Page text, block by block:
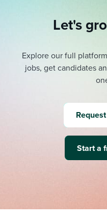
Let's
Explore our full
jobs, get candidates
Start a